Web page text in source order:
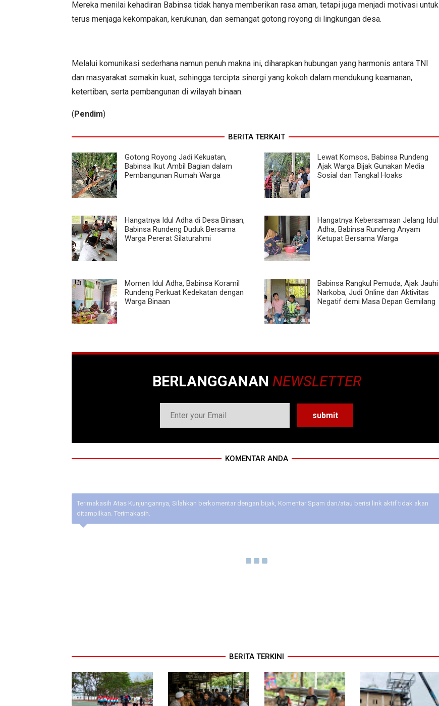
Mereka menilai kehadiran Babinsa tidak hanya memberikan rasa aman, tetapi juga menjadi motivasi untuk
terus menjaga kekompakan, kerukunan, dan semangat gotong royong di lingkungan desa.
Melalui komunikasi sederhana namun penuh makna ini, diharapkan hubungan yang harmonis antara TNI
dan masyarakat semakin kuat, sehingga tercipta sinergi yang kokoh dalam mendukung keamanan,
ketertiban, serta pembangunan di wilayah binaan.
(Pendim)
BERITA TERKAIT
Gotong Royong Jadi Kekuatan,
Babinsa Ikut Ambil Bagian dalam
Pembangunan Rumah Warga
Lewat Komsos, Babinsa Rundeng
Ajak Warga Bijak Gunakan Media
Sosial dan Tangkal Hoaks
Hangatnya Idul Adha di Desa Binaan,
Babinsa Rundeng Duduk Bersama
Warga Pererat Silaturahmi
Hangatnya Kebersamaan Jelang Idul
Adha, Babinsa Rundeng Anyam
Ketupat Bersama Warga
Momen Idul Adha, Babinsa Koramil
Rundeng Perkuat Kedekatan dengan
Warga Binaan
Babinsa Rangkul Pemuda, Ajak Jauhi
Narkoba, Judi Online dan Aktivitas
Negatif demi Masa Depan Gemilang
BERLANGGANAN NEWSLETTER
KOMENTAR ANDA
Terimakasih Atas Kunjungannya, Silahkan berkomentar dengan bijak, Komentar Spam dan/atau berisi link aktif tidak akan
ditampilkan. Terimakasih.
BERITA TERKINI